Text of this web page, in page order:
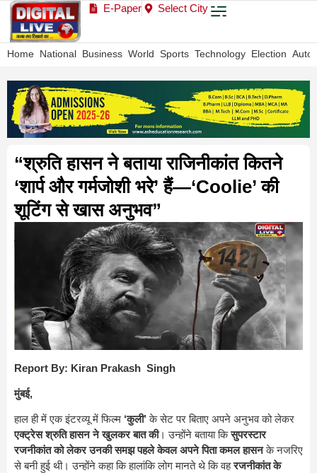
E-Paper Select City
Home National Business World Sports Technology Election Auto
“श्रुति हासन ने बताया राजिनीकांत कितने
‘शार्प और गर्मजोशी भरे’ हैं—‘Coolie’ की
शूटिंग से खास अनुभव”
Report By: Kiran Prakash Singh
मुंबई,
हाल ही में एक इंटरव्यू में फिल्म ‘कुली’के सेट पर बिताए अपने अनुभव को लेकर
एक्ट्रेस श्रुति हासन ने खुलकर बात की। उन्होंने बताया किसुपरस्टार
रजनीकांत को लेकर उनकी समझ पहले केवल अपने पिता कमल हासनके नजरिए
से बनी हुई थी। उन्होंने कहा कि हालांकि लोग मानते थे कि वहरजनीकांत के